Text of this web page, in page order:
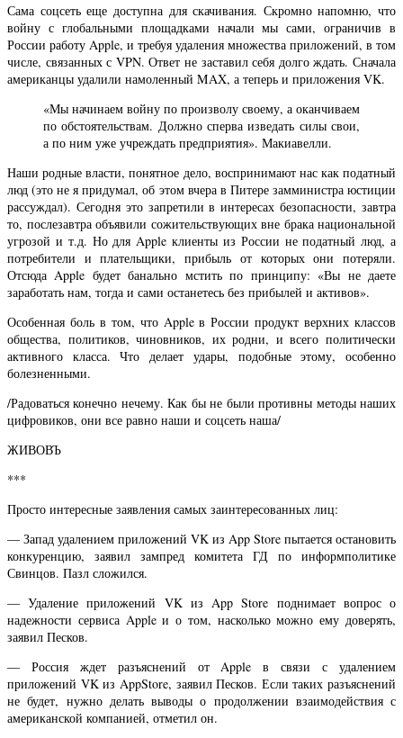
Сама соцсеть еще доступна для скачивания. Скромно напомню, что
войну с глобальными площадками начали мы сами, ограничив в
России работу Apple, и требуя удаления множества приложений, в том
числе, связанных с VPN. Ответ не заставил себя долго ждать. Сначала
американцы удалили намоленный MAX, а теперь и приложения VK.
«Мы начинаем войну по произволу своему, а оканчиваем
по обстоятельствам. Должно сперва изведать силы свои,
а по ним уже учреждать предприятия». Макиавелли.
Наши родные власти, понятное дело, воспринимают нас как податный
люд (это не я придумал, об этом вчера в Питере замминистра юстиции
рассуждал). Сегодня это запретили в интересах безопасности, завтра
то, послезавтра объявили сожительствующих вне брака национальной
угрозой и т.д. Но для Apple клиенты из России не податный люд, а
потребители и плательщики, прибыль от которых они потеряли.
Отсюда Apple будет банально мстить по принципу: «Вы не даете
заработать нам, тогда и сами останетесь без прибылей и активов».
Особенная боль в том, что Apple в России продукт верхних классов
общества, политиков, чиновников, их родни, и всего политически
активного класса. Что делает удары, подобные этому, особенно
болезненными.
/Радоваться конечно нечему. Как бы не были противны методы наших
цифровиков, они все равно наши и соцсеть наша/
ЖИВОВЪ
***
Просто интересные заявления самых заинтересованных лиц:
— Запад удалением приложений VK из App Store пытается остановить
конкуренцию, заявил зампред комитета ГД по информполитике
Свинцов. Пазл сложился.
— Удаление приложений VK из App Store поднимает вопрос о
надежности сервиса Apple и о том, насколько можно ему доверять,
заявил Песков.
— Россия ждет разъяснений от Apple в связи с удалением
приложений VK из AppStore, заявил Песков. Если таких разъяснений
не будет, нужно делать выводы о продолжении взаимодействия с
американской компанией, отметил он.